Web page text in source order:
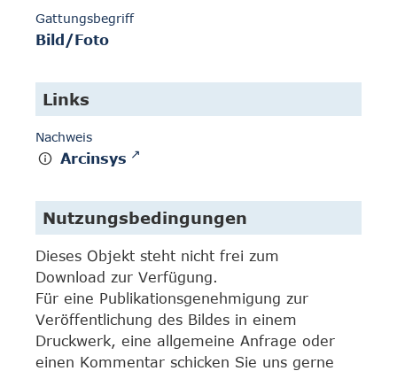
Gattungsbegriff
Bild/Foto
Links
Nachweis
Arcinsys
Nutzungsbedingungen
Dieses Objekt steht nicht frei zum
Download zur Verfügung.
Für eine Publikationsgenehmigung zur
Veröffentlichung des Bildes in einem
Druckwerk, eine allgemeine Anfrage oder
einen Kommentar schicken Sie uns gerne